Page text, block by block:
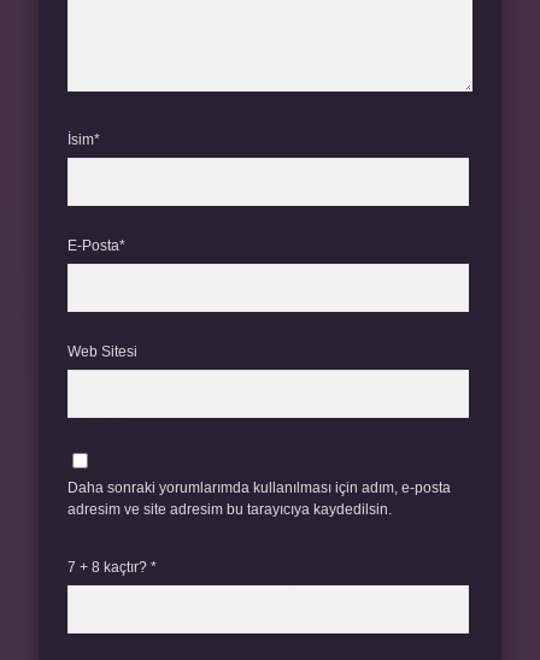
İsim*
E-Posta*
Web Sitesi
Daha sonraki yorumlarımda kullanılması için adım, e-posta
adresim ve site adresim bu tarayıcıya kaydedilsin.
7 + 8 kaçtır? *